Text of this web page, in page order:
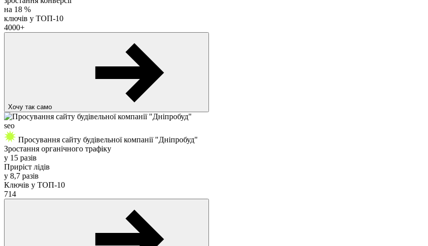
на 18 %
ключів у ТОП-10
4000+
Хочу так само
seo
Просування сайту будівельної компанії "Дніпробуд"
Зростання органічного трафіку
у 15 разів
Приріст лідів
у 8,7 разів
Ключів у ТОП-10
714